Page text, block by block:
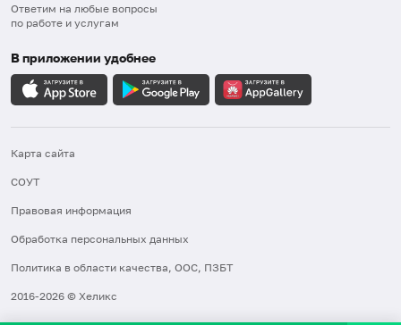
Ответим на любые вопросы
по работе и услугам
В приложении удобнее
Карта сайта
СОУТ
Правовая информация
Обработка персональных данных
Политика в области качества, ООС, ПЗБТ
2016-2026 © Хеликс